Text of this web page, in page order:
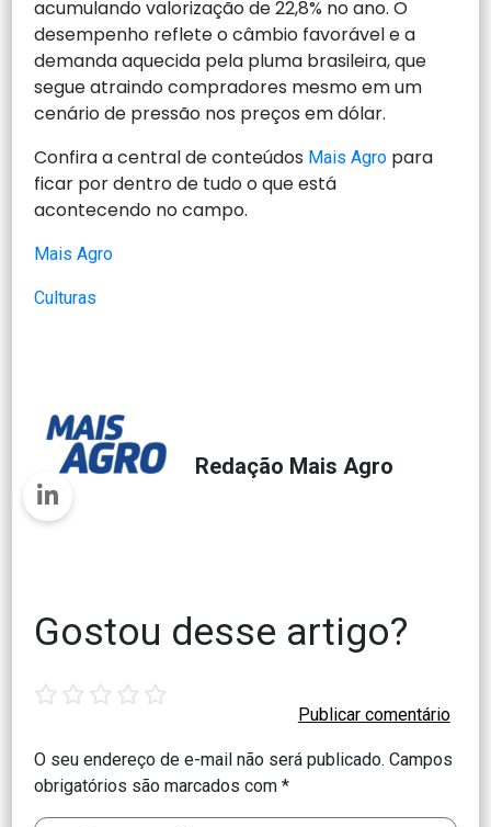
acumulando valorização de 22,8% no ano. O
desempenho reflete o câmbio favorável e a
demanda aquecida pela pluma brasileira, que
segue atraindo compradores mesmo em um
cenário de pressão nos preços em dólar.
Confira a central de conteúdos Mais Agro para
ficar por dentro de tudo o que está
acontecendo no campo.
Mais Agro
Culturas
Redação Mais Agro
Gostou desse artigo?
O seu endereço de e-mail não será publicado. Campos
obrigatórios são marcados com*
star stars stars stars stars